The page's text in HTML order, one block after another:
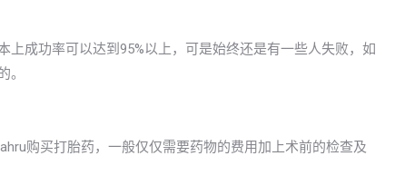
成功率可以达到95%以上，可是始终还是有一些人失败，如
。
购买打胎药，一般仅仅需要药物的费用加上术前的检查及